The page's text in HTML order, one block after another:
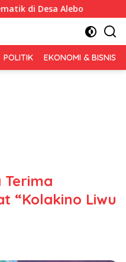
Imigrasi Sultra
POLITIK EKONOMI & BISNIS
“Kolakino Liwu